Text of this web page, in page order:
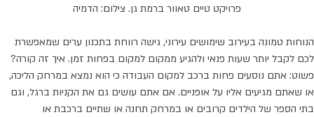
פרויקט טיים טאוור ברמת גן. צילום: הדמיה
הנוחות טמונה בעירוב שימושים עירוני, גישה רווחת בתכנון ערים שמאפשרת
לכם לקבל יותר שעות פנאי ולהגיע ממקום למקום בפחות זמן. איך זה קורה?
פשוט: אתם נוסעים פחות ברכב למקום העבודה כי הוא נמצא במרחק הליכה,
או שאתם מגיעים אליו על אופניים. אם אתם עושים גם את הקניות ברגל, וגם
בתי הספר של הילדים קרובים או במרחק תחנה או שתיים ברכבת או